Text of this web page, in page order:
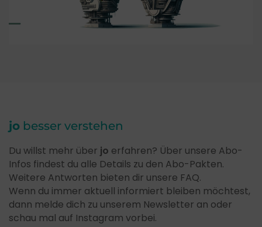
jo besser verstehen
Du willst mehr über jo erfahren? Über unsere Abo-
Infos findest du alle Details zu den Abo-Pakten.
Weitere Antworten bieten dir unsere FAQ.
Wenn du immer aktuell informiert bleiben möchtest,
dann melde dich zu unserem Newsletter an oder
schau mal auf Instagram vorbei.